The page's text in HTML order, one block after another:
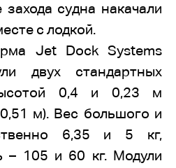
захода судна накачали
с лодкой.
Jet Dock Systems
двух стандартных
0,4 и 0,23 м
м). Вес большого и
6,35 и 5 кг,
– 105 и 60 кг. Модули